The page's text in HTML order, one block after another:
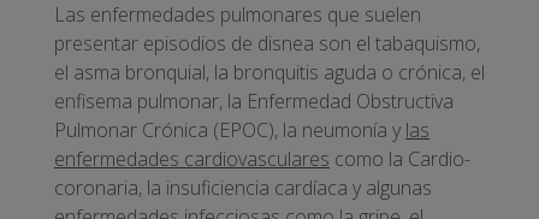
Las enfermedades pulmonares que suelen
presentar episodios de disnea son el tabaquismo,
el asma bronquial, la bronquitis aguda o crónica, el
enfisema pulmonar, la Enfermedad Obstructiva
Pulmonar Crónica (EPOC), la neumonía y las
enfermedades cardiovasculares como la Cardio-
coronaria, la insuficiencia cardíaca y algunas